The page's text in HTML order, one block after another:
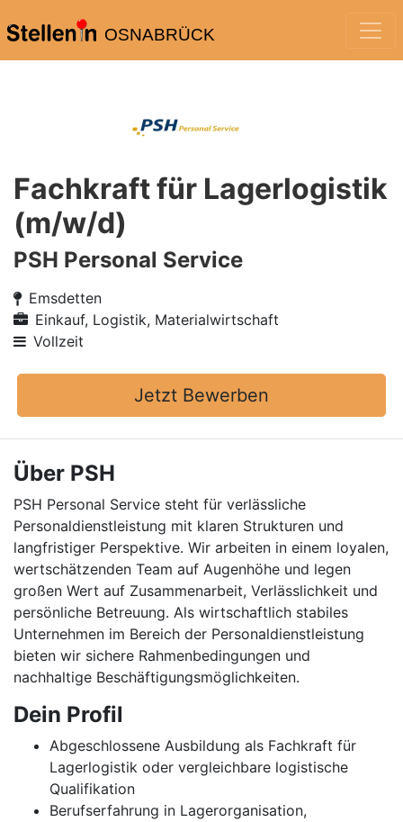
OSNABRÜCK
Fachkraft für Lagerlogistik
(m/w/d)
PSH Personal Service
Emsdetten
Einkauf, Logistik, Materialwirtschaft
Vollzeit
Jetzt Bewerben
Über PSH
PSH Personal Service steht für verlässliche
Personaldienstleistung mit klaren Strukturen und
langfristiger Perspektive. Wir arbeiten in einem loyalen,
wertschätzenden Team auf Augenhöhe und legen
großen Wert auf Zusammenarbeit, Verlässlichkeit und
persönliche Betreuung. Als wirtschaftlich stabiles
Unternehmen im Bereich der Personaldienstleistung
bieten wir sichere Rahmenbedingungen und
nachhaltige Beschäftigungsmöglichkeiten.
Dein Profil
Abgeschlossene Ausbildung als Fachkraft für
Lagerlogistik oder vergleichbare logistische
Qualifikation
Berufserfahrung in Lagerorganisation,